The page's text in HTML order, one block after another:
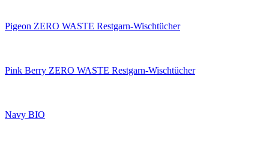
Pigeon ZERO WASTE Restgarn-Wischtücher
Pink Berry ZERO WASTE Restgarn-Wischtücher
Navy BIO